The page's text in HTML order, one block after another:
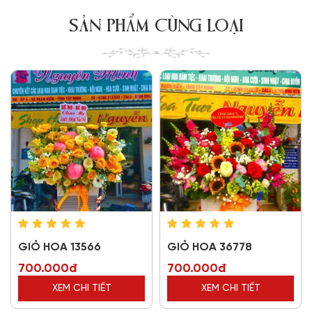
SẢN PHẨM CÙNG LOẠI
GIỎ HOA 13566
700.000đ
XEM CHI TIẾT
GIỎ HOA 36778
700.000đ
XEM CHI TIẾT